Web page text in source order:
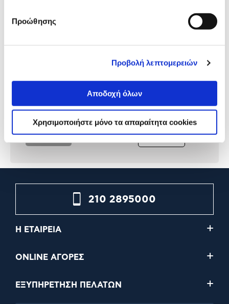
Προώθησης
Προβολή λεπτομερειών
Αποδοχή όλων
Χρησιμοποιήστε μόνο τα απαραίτητα cookies
49,90€ 44,90€
210 2895000
Η ΕΤΑΙΡΕΙΑ
ONLINE ΑΓΟΡΕΣ
ΕΞΥΠΗΡΕΤΗΣΗ ΠΕΛΑΤΩΝ